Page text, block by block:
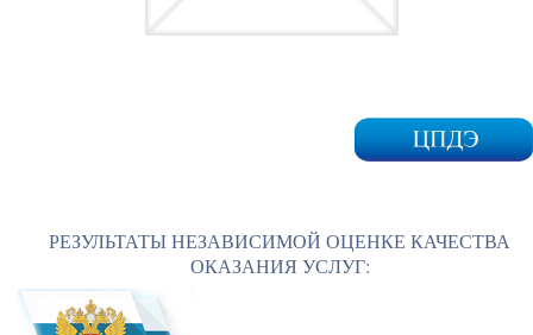
РЕЗУЛЬТАТЫ НЕЗАВИСИМОЙ ОЦЕНКЕ КАЧЕСТВА
ОКАЗАНИЯ УСЛУГ: